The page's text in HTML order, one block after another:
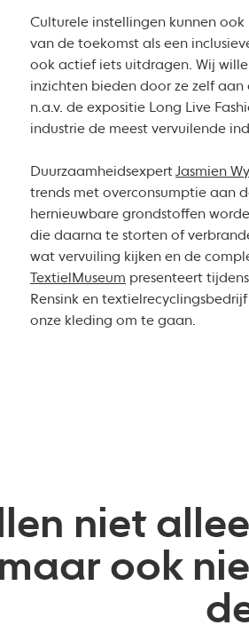
Culturele instellingen kunnen
van de toekomst als een
ook actief iets uitdragen. Wij
inzichten bieden door ze zelf aan
n.a.v. de expositie Long Live
industrie de meest vervuilende
DuurzaamheidsexpertJasmien
trends met overconsumptie aan
hernieuwbare grondstoffen
die daarna te storten of
wat vervuiling kijken en de
TextielMuseum presenteert
Rensink en
onze kleding om te gaan.
niet
ook